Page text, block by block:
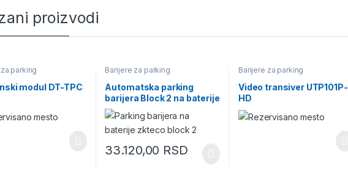
proizvodi
parking
modul DT-TPC
Barijere za parking
Automatska parking
barijera Block 2 na baterije
33.120,00 RSD
Barijere za parking
Video transiver UTP101P-
HD